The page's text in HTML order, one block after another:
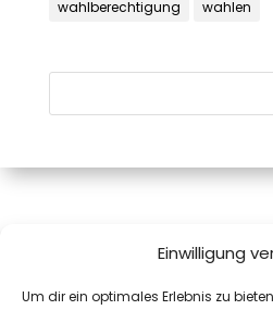
Einwilligung
Um dir ein optimales Erlebnis zu
wahlberechtigung
wahlen
5020 Salzburg